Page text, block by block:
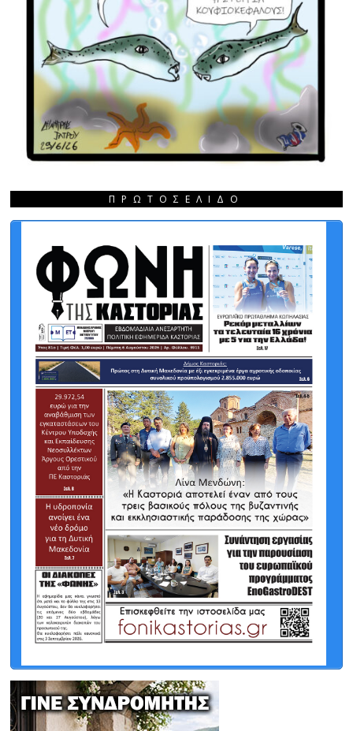
ΠΡΩΤΟΣΈΛΙΔΟ